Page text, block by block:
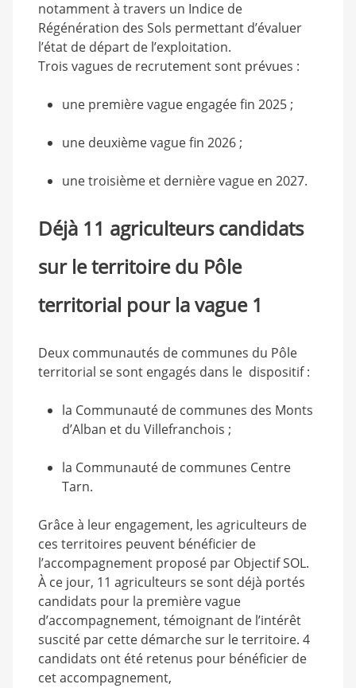
notamment à travers un Indice de
Régénération des Sols permettant d’évaluer
l’état de départ de l’exploitation.
Trois vagues de recrutement sont prévues :
une première vague engagée fin 2025 ;
une deuxième vague fin 2026 ;
une troisième et dernière vague en 2027.
Déjà 11 agriculteurs candidats
sur le territoire du Pôle
territorial pour la vague 1
Deux communautés de communes du Pôle
territorial se sont engagés dans le dispositif :
la Communauté de communes des Monts
d’Alban et du Villefranchois ;
la Communauté de communes Centre
Tarn.
Grâce à leur engagement, les agriculteurs de
ces territoires peuvent bénéficier de
l’accompagnement proposé par Objectif SOL.
À ce jour, 11 agriculteurs se sont déjà portés
candidats pour la première vague
d’accompagnement, témoignant de l’intérêt
suscité par cette démarche sur le territoire. 4
candidats ont été retenus pour bénéficier de
cet accompagnement,